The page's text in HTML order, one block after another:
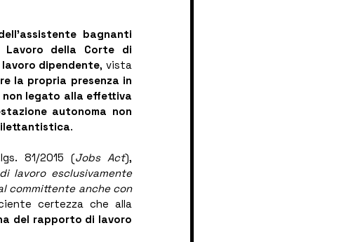
bagnanti
Lavoro della Corte di
dipendente, vista
la propria presenza in
non legato alla effettiva
autonoma non
.
81/2015 (Jobs Act),
lavoro esclusivamente
committente anche con
certezza che alla
del rapporto di lavoro